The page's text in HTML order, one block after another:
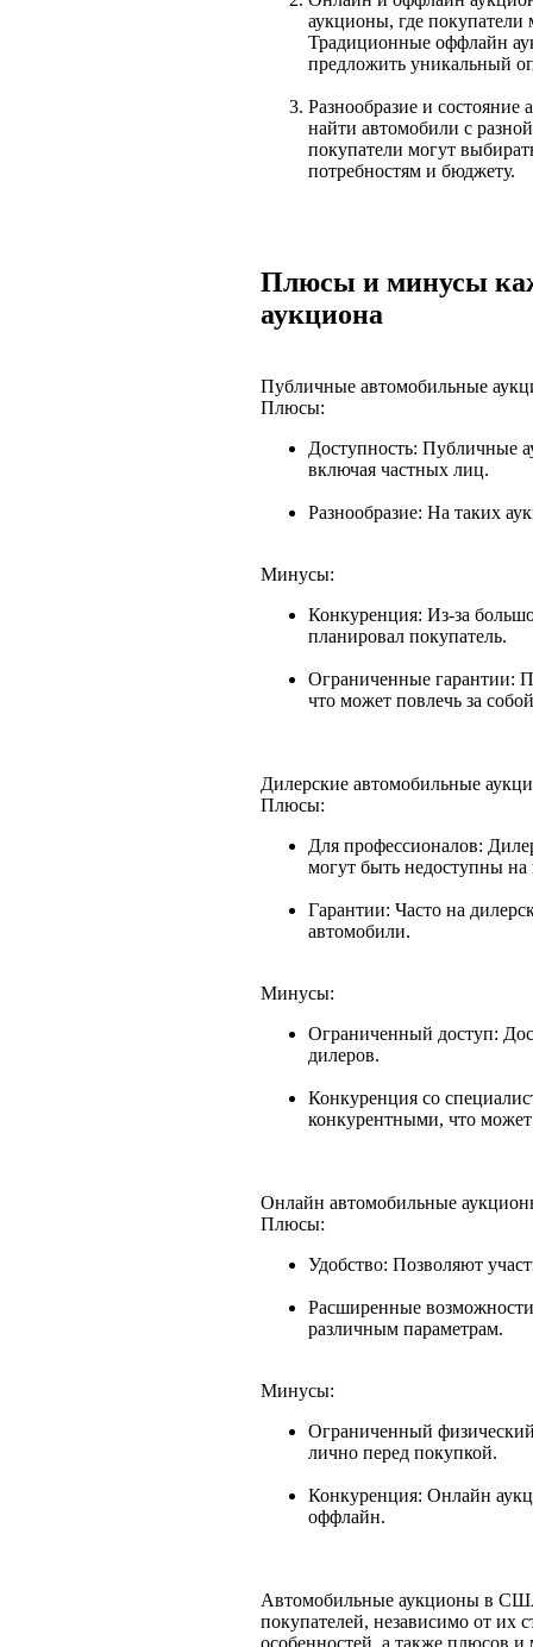
аукционы, где покупатели
Традиционные оффлайн
предложить уникальный
Разнообразие и
найти автомобили с
покупатели могут
потребностям и бюджету.
Плюсы и минусы
аукциона
Публичные автомобильные
Плюсы:
Доступность: Публичные
включая частных лиц.
Разнообразие: На таких
Минусы:
Конкуренция: Из-за
планировал покупатель.
Ограниченные гарантии:
что может повлечь за
Дилерские автомобильные
Плюсы:
Для профессионалов:
могут быть недоступны
Гарантии: Часто на
автомобили.
Минусы:
Ограниченный доступ:
дилеров.
Конкуренция со
конкурентными, что
Онлайн автомобильные
Плюсы:
Удобство: Позволяют
Расширенные
различным параметрам.
Минусы:
Ограниченный
лично перед покупкой.
Конкуренция: Онлайн
оффлайн.
Автомобильные аукционы в
покупателей, независимо от их